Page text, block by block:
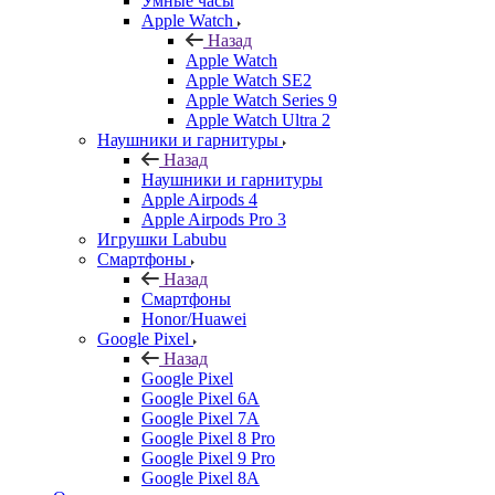
Apple Watch
Назад
Apple Watch
Apple Watch SE2
Apple Watch Series 9
Apple Watch Ultra 2
Наушники и гарнитуры
Назад
Наушники и гарнитуры
Apple Airpods 4
Apple Airpods Pro 3
Игрушки Labubu
Смартфоны
Назад
Смартфоны
Honor/Huawei
Google Pixel
Назад
Google Pixel
Google Pixel 6A
Google Pixel 7А
Google Pixel 8 Pro
Google Pixel 9 Pro
Google Pixel 8A